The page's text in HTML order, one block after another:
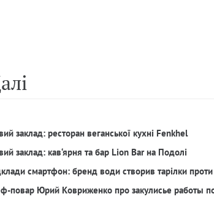
заклад: ресторан веганської кухні Fenkhel
заклад: кав‘ярня та бар Lion Bar на Подолі
смартфон: бренд води створив тарілки
повар Юрий Ковриженко про закулисье работы